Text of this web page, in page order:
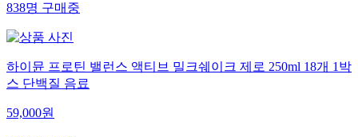
838명구매중
하이뮨 프로틴 밸런스 액티브 밀크쉐이크 제로 250ml 18개 1박
스 단백질 음료
59,000원